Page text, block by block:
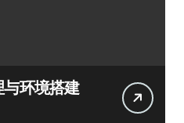
环境搭建